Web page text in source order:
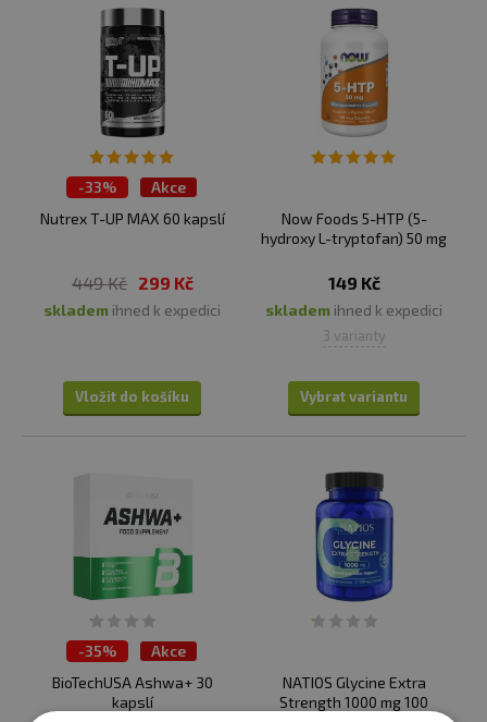
-33%
Akce
Nutrex T-UP MAX 60 kapslí
449 Kč 299 Kč
skladem ihned k expedici
Vložit do košíku
Now Foods 5-HTP (5-
hydroxy L-tryptofan) 50 mg
149 Kč
skladem ihned k expedici
3 varianty
Vybrat variantu
-35%
Akce
BioTechUSA Ashwa+ 30
kapslí
NATIOS Glycine Extra
Strength 1000 mg 100